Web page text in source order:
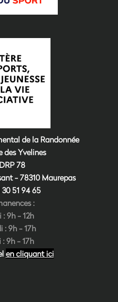
de la Randonnée
des Yvelines
78
- 78310 Maurepas
30 51 9465
:
: 9h - 12h
: 9h - 17h
: 9h - 17h
en cliquant ici